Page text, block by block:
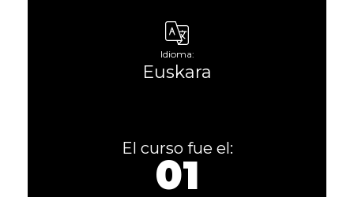
Idioma:
Euskara
El curso fue el:
01